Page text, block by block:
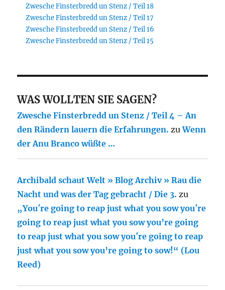
Zwesche Finsterbredd un Stenz / Teil 18
Zwesche Finsterbredd un Stenz / Teil 17
Zwesche Finsterbredd un Stenz / Teil 16
Zwesche Finsterbredd un Stenz / Teil 15
WAS WOLLTEN SIE SAGEN?
Zwesche Finsterbredd un Stenz / Teil 4 – An
den Rändern lauern die Erfahrungen. zuWenn
der Anu Branco wüßte …
Archibald schaut Welt » Blog Archiv » Rau die
Nacht und was der Tag gebracht / Die 3. zu
„You′re going to reap just what you sow you′re
going to reap just what you sow you’re going
to reap just what you sow you′re going to reap
just what you sow you’re going to sow!“ (Lou
Reed)